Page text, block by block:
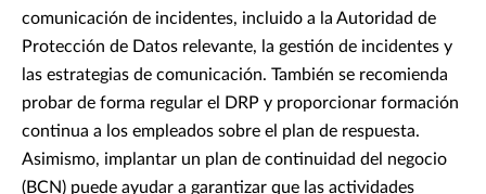
comunicación de incidentes, incluido a la Autoridad de
Protección de Datos relevante, la gestión de incidentes y
las estrategias de comunicación. También se recomienda
probar de forma regular el DRP y proporcionar formación
continua a los empleados sobre el plan de respuesta.
Asimismo, implantar un plan de continuidad del negocio
(BCN) puede ayudar a garantizar que las actividades